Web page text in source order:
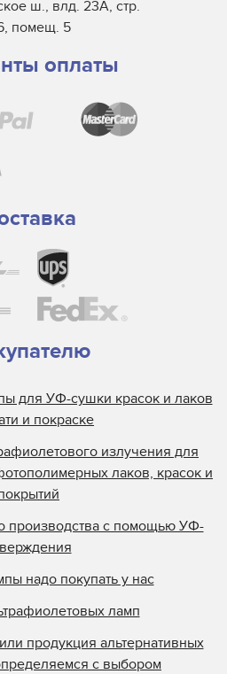
ш., влд. 23А, стр.
помещ. 5
оплаты
для УФ-сушки красок и лаков
и покраске
излучения для
лаков, красок и
производства с помощью УФ-
надо покупать у нас
ламп
продукция альтернативных
с выбором